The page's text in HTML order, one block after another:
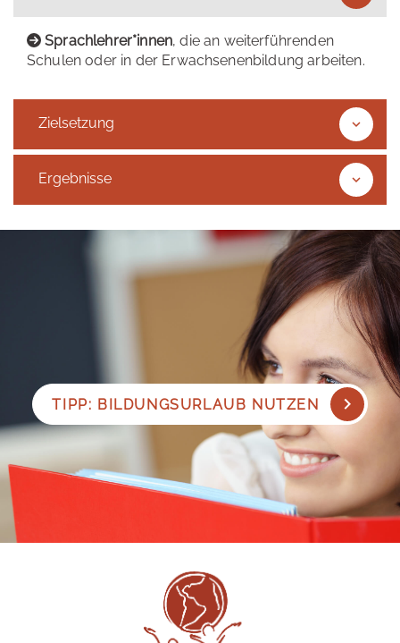
Sprachlehrer*innen, die an weiterführenden
Schulen oder in der Erwachsenenbildung arbeiten.
Zielsetzung
Ergebnisse
TIPP: BILDUNGSURLAUB NUTZEN